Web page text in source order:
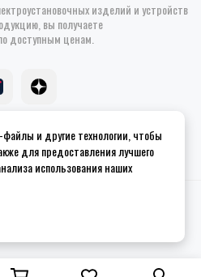
изделий и устройств
вы получаете
доступным ценам.
для умного дома.
и другие технологии, чтобы
для предоставления лучшего
использования наших